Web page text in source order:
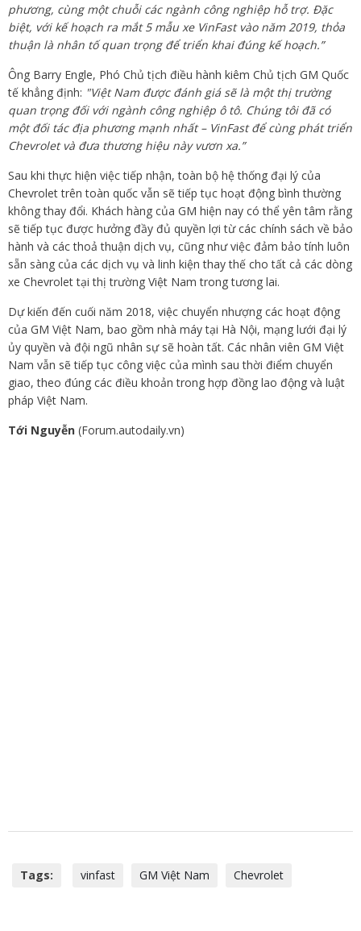
phương, cùng một chuỗi các ngành công nghiệp hỗ trợ. Đặc
biệt, với kế hoạch ra mắt5mẫu xe VinFast vào năm 2019, thỏa
thuận là nhân tố quan trọng để triển khai đúng kế hoạch.”
Ông Barry Engle, Phó Chủ tịch điều hành kiêm Chủ tịch GM Quốc
tế khẳng định: "Việt Nam được đánh giá sẽ là một thị trường
quan trọng đối với ngành công nghiệp ô tô. Chúng tôi đã có
một đối tác địa phương mạnh nhất – VinFast để cùng phát triển
Chevrolet và đưa thương hiệu này vươn xa.”
Sau khi thực hiện việc tiếp nhận, toàn bộ hệ thống đại lý của
Chevrolet trên toàn quốc vẫn sẽ tiếp tục hoạt động bình thường
không thay đổi. Khách hàng của GM hiện nay có thể yên tâm rằng
sẽ tiếp tục được hưởng đầy đủ quyền lợi từ các chính sách về bảo
hành và các thoả thuận dịch vụ, cũng như việc đảm bảo tính luôn
sẵn sàng của các dịch vụ và linh kiện thay thế cho tất cả các dòng
xe Chevrolet tại thị trường Việt Nam trong tương lai.
Dự kiến đến cuối năm 2018, việc chuyển nhượng các hoạt động
của GM Việt Nam, bao gồm nhà máy tại Hà Nội, mạng lưới đại lý
ủy quyền và đội ngũ nhân sự sẽ hoàn tất. Các nhân viên GM Việt
Nam vẫn sẽ tiếp tục công việc của mình sau thời điểm chuyển
giao, theo đúng các điều khoản trong hợp đồng lao động và luật
pháp Việt Nam.
Tới Nguyễn (Forum.autodaily.vn)
Tags: vinfast GM Việt Nam Chevrolet